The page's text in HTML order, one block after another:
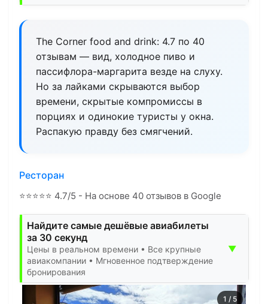
The Corner food and drink: 4.7 по 40
отзывам — вид, холодное пиво и
пассифлора-маргарита везде на слуху.
Но за лайками скрываются выбор
времени, скрытые компромиссы в
порциях и одинокие туристы у окна.
Распакую правду без смягчений.
Ресторан
⭐⭐⭐⭐⭐ 4.7/5 - На основе 40 отзывов в Google
Найдите самые дешёвые авиабилеты
за 30 секунд
Цены в реальном времени • Все крупные
авиакомпании • Мгновенное подтверждение
бронирования
▼
1 / 5